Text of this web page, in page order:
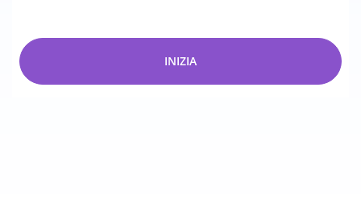
INIZIA